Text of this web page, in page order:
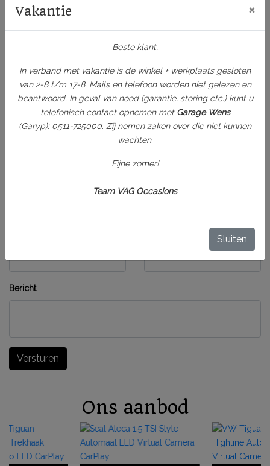
Zaterdag
Gesloten
- Maandag 3 augustus t/m maandag 17 augustus: gesloten
(zomervakantie)
- Let op: vanaf 18 augustus zijn wij standaard geopend van
dinsdag t/m zaterdag.
Contactformulier
Bericht
Versturen
Ons aanbod
Vakantie ×
Beste klant,
In verband met vakantie is de winkel + werkplaats gesloten
van 2-8 t/m 17-8. Mails en telefoon worden niet gelezen en
beantwoord. In geval van nood (garantie, storing etc.) kunt u
telefonisch contact opnemen met Garage Wens
(Garyp): 0511-725000. Zij nemen zaken over die niet kunnen
wachten.
Fijne zomer!
Team VAG Occasions
Sluiten